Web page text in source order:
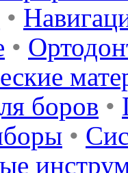
•
•
боров •
•